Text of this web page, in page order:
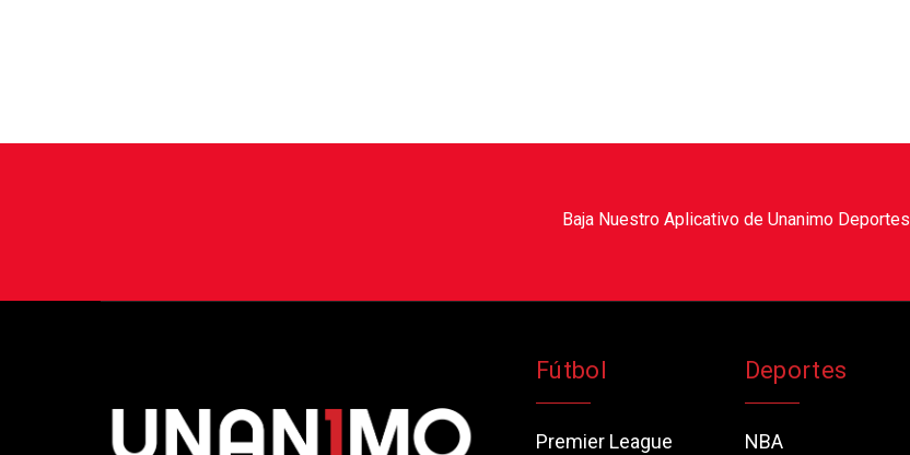
Baja Nuestro Aplicativo de Unanimo Deportes
Fútbol
Premier League
Deportes
NBA